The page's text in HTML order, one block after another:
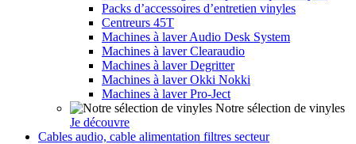
Packs d’accessoires d’entretien vinyles
Centreurs 45T
Machines à laver Audio Desk System
Machines à laver Clearaudio
Machines à laver Degritter
Machines à laver Okki Nokki
Machines à laver Pro-Ject
Notre sélection de vinyles
Je découvre
Cables audio, cable alimentation filtres secteur